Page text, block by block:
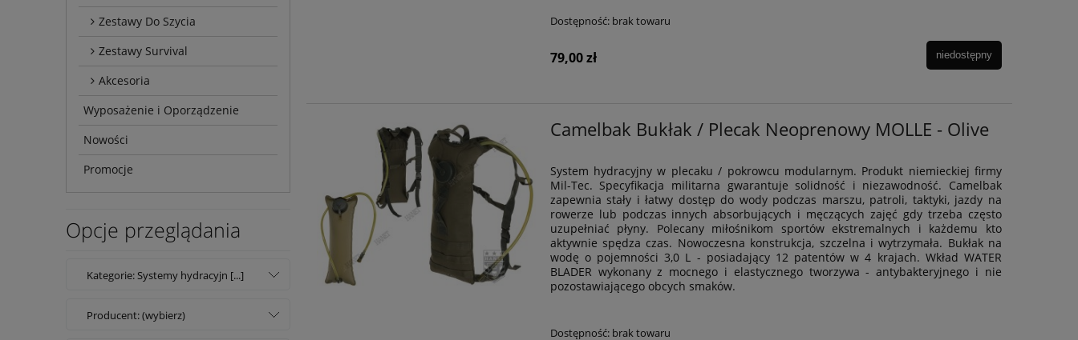
Zestawy Do Szycia
Zestawy Survival
Akcesoria
Wyposażenie i Oporządzenie
Nowości
Promocje
Opcje przeglądania
Kategorie: Systemy hydracyjn [...]
Producent: (wybierz)
Dostępność: brak towaru
79,00 zł niedostępny
Camelbak Bukłak / Plecak Neoprenowy MOLLE - Olive
System hydracyjny w plecaku / pokrowcu modularnym. Produkt niemieckiej firmy
Mil-Tec. Specyfikacja militarna gwarantuje solidność i niezawodność. Camelbak
zapewnia stały i łatwy dostęp do wody podczas marszu, patroli, taktyki, jazdy na
rowerze lub podczas innych absorbujących i męczących zajęć gdy trzeba często
uzupełniać płyny. Polecany miłośnikom sportów ekstremalnych i każdemu kto
aktywnie spędza czas. Nowoczesna konstrukcja, szczelna i wytrzymała. Bukłak na
wodę o pojemności 3,0 L - posiadający 12 patentów w 4 krajach. Wkład WATER
BLADER wykonany z mocnego i elastycznego tworzywa - antybakteryjnego i nie
pozostawiającego obcych smaków.
Dostępność: brak towaru